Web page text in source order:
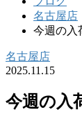
名古屋店
今週の入
名古屋店
2025.11.15
今週の入